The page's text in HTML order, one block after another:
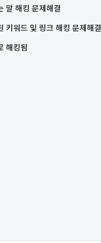
말 해킹 문제해결
키워드 및 링크 해킹 문제해결
해킹됨